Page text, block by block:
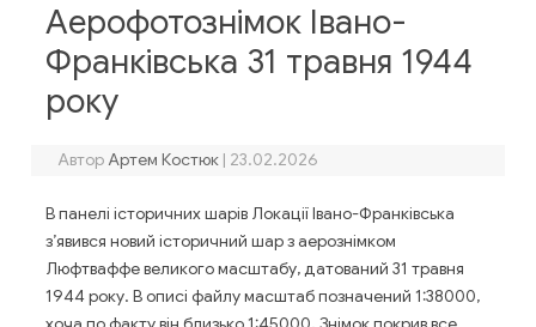
Аерофотознімок Івано-
Франківська 31 травня 1944
року
Автор Артем Костюк | 23.02.2026
В панелі історичних шарів Локації Івано-Франківська
з’явився новий історичний шар з аерознімком
Люфтваффе великого масштабу, датований 31 травня
1944 року. В описі файлу масштаб позначений 1:38000,